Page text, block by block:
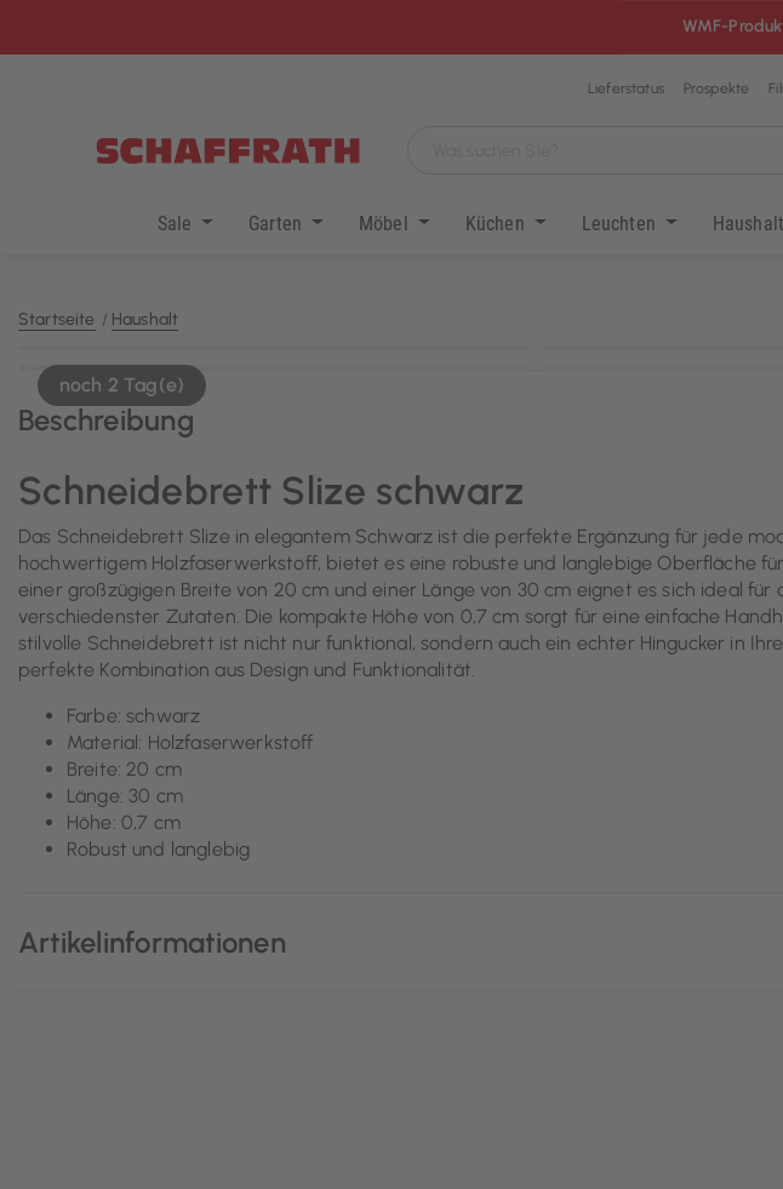
WMF-
Lieferstatus Prospekte
Sale Garten Möbel Küchen Leuchten Haushalt
Startseite Haushalt
noch 2 Tag(e)
Beschreibung
Schneidebrett Slize schwarz
Das Schneidebrett Slize in elegantem Schwarz ist die perfekte Ergänzung für jede
hochwertigem Holzfaserwerkstoff, bietet es eine robuste und langlebige Oberfläche
einer großzügigen Breite von 20 cm und einer Länge von 30 cm eignet es sich ideal für
verschiedenster Zutaten. Die kompakte Höhe von 0,7 cm sorgt für eine einfache
stilvolle Schneidebrett ist nicht nur funktional, sondern auch ein echter Hingucker in
perfekte Kombination aus Design und Funktionalität.
Farbe: schwarz
Material: Holzfaserwerkstoff
Breite: 20 cm
Länge: 30 cm
Höhe: 0,7 cm
Robust und langlebig
Artikelinformationen